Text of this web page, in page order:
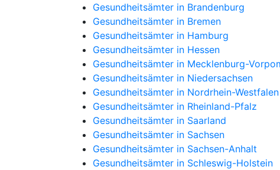
Gesundheitsämter in Brandenburg
Gesundheitsämter in Bremen
Gesundheitsämter in Hamburg
Gesundheitsämter in Hessen
Gesundheitsämter in Mecklenburg-
Gesundheitsämter in Niedersachsen
Gesundheitsämter in Nordrhein-Westfalen
Gesundheitsämter in Rheinland-Pfalz
Gesundheitsämter in Saarland
Gesundheitsämter in Sachsen
Gesundheitsämter in Sachsen-Anhalt
Gesundheitsämter in Schleswig-Holstein